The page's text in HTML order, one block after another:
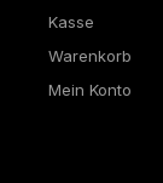
Kasse
Warenkorb
Mein Konto